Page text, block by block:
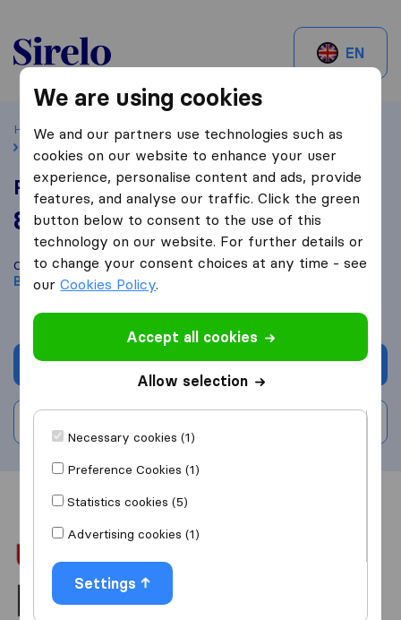
Sirelo.ch
EN
Home Best Moving Companies in Switzerland
Bubendorf
Rickli AG
Rickli AG
8,6 based on31
Sirelo and Google reviews
i
Compare Rickli AG with othermoving companiesfrom
Bubendorf
Get quote
Overview Reviews
We are using cookies
We and our partners use technologies such as
cookies on our website to enhance your user
experience, personalise content and ads, provide
features, and analyse our traffic. Click the green
button below to consent to the use of this
technology on our website. For further details or
to change your consent choices at any time - see
ourCookies Policy.
Accept all cookies
Allow selection
Necessary cookies (1)
Preference Cookies (1)
Statistics cookies (5)
Advertising cookies (1)
Settings